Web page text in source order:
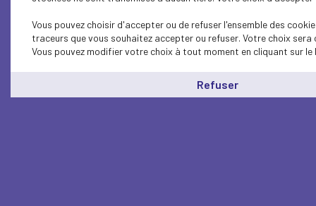
Vous pouvez choisir d'accepter ou de refuser l'ensemble des
traceurs que vous souhaitez accepter ou refuser. Votre choix
Vous pouvez modifier votre choix à tout moment en cliquant sur le
Refuser